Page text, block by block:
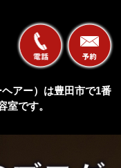
アー）は豊田市で1番
室です。